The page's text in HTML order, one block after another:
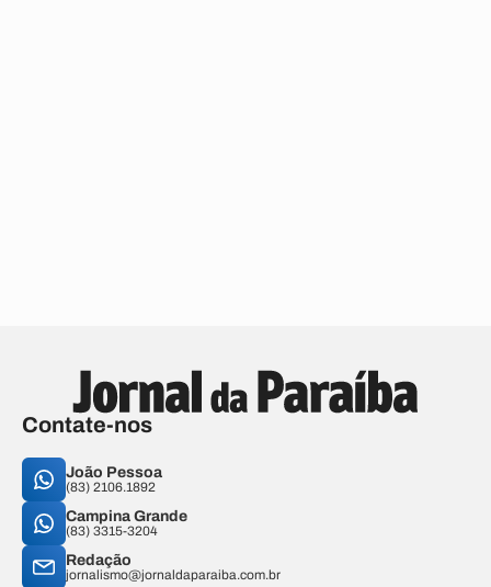
Contate-nos
João Pessoa
(83) 2106.1892
Campina Grande
(83) 3315-3204
Redação
jornalismo@jornaldaparaiba.com.br